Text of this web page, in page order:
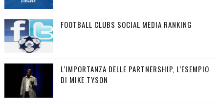
FOOTBALL CLUBS SOCIAL MEDIA RANKING
L’IMPORTANZA DELLE PARTNERSHIP, L’ESEMPIO
DI MIKE TYSON